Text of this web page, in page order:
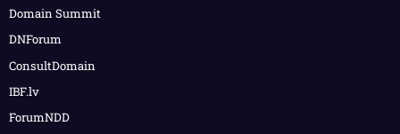
Domain Summit
DNForum
ConsultDomain
IBF.lv
ForumNDD